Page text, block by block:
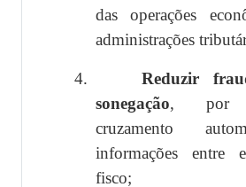
das operações
administrações
4.
Reduzir
sonegação, por
cruzamento
informações entre
fisco;